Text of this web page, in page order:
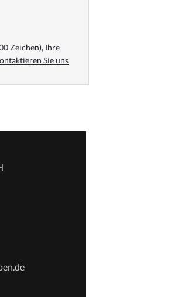
Zeichen), Ihre
Sie uns